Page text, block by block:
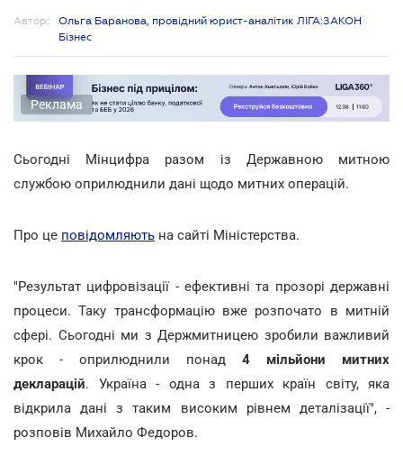
Автор:
Ольга Баранова, провідний юрист-аналітик ЛІГА:ЗАКОН
Бізнес
Реклама
Сьогодні Мінцифра разом із Державною митною
службою оприлюднили дані щодо митних операцій.
Про це повідомляють на сайті Міністерства.
"Результат цифровізації - ефективні та прозорі державні
процеси. Таку трансформацію вже розпочато в митній
сфері. Сьогодні ми з Держмитницею зробили важливий
крок - оприлюднили понад 4 мільйони митних
декларацій. Україна - одна з перших країн світу, яка
відкрила дані з таким високим рівнем деталізації", -
розповів Михайло Федоров.